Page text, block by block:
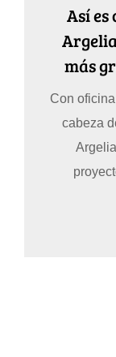
Así es
más
Con
cabeza